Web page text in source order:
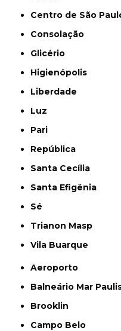
Centro de São
Consolação
Glicério
Higienópolis
Liberdade
Luz
Pari
República
Santa Cecília
Santa Efigênia
Sé
Trianon Masp
Vila Buarque
Aeroporto
Balneário Mar
Brooklin
Campo Belo